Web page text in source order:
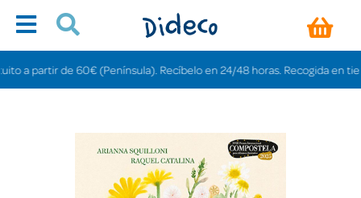
partir de 60€ (Península). Recíbelo en 24/48 horas. Recogida en tiendas